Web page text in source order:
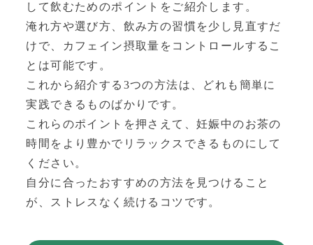
して飲むためのポイントをご紹介します。
淹れ方や選び方、飲み方の習慣を少し見直すだ
けで、カフェイン摂取量をコントロールするこ
とは可能です。
これから紹介する3つの方法は、どれも簡単に
実践できるものばかりです。
これらのポイントを押さえて、妊娠中のお茶の
時間をより豊かでリラックスできるものにして
ください。
自分に合ったおすすめの方法を見つけること
が、ストレスなく続けるコツです。